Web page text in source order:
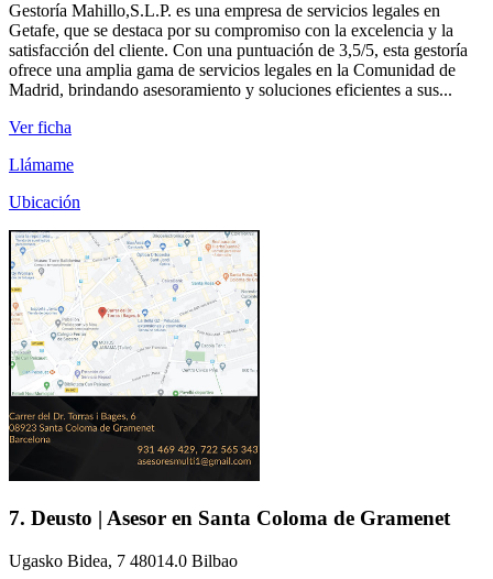
Gestoría Mahillo,S.L.P. es una empresa de servicios legales en
Getafe, que se destaca por su compromiso con la excelencia y la
satisfacción del cliente. Con una puntuación de 3,5/5, esta gestoría
ofrece una amplia gama de servicios legales en la Comunidad de
Madrid, brindando asesoramiento y soluciones eficientes a sus...
Ver ficha
Llámame
Ubicación
7. Deusto | Asesor en Santa Coloma de Gramenet
Ugasko Bidea, 7 48014.0 Bilbao